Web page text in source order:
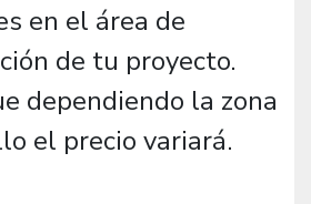
en el área de
de tu proyecto.
dependiendo la zona
el precio variará.